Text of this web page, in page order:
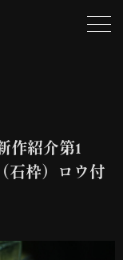
作紹介第1
枠）ロウ付